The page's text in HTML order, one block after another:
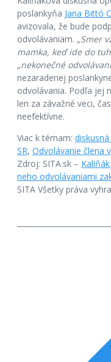
poslankyňa Jana Bittó
avizovala, že bude
odvolávaniam. „Smer
mamka, keď ide do
„nekonečné
nezaradenej
odvolávania. Podľa jej
len za závažné veci,
neefektívne.
Viac k témam:
SR, Odvolávanie člena
Zdroj: SITA.sk –
neho odvolávaniami
SITA Všetky práva